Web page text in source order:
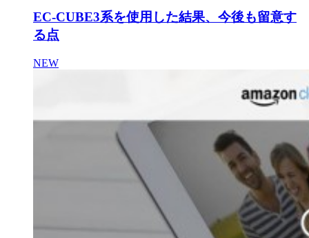
EC-CUBE3系を使用した結果、今後も留意す
る点
NEW